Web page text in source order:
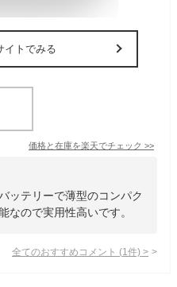
イトでみる
価格と在庫を楽天でチェック >>
ッテリーで薄型のコンパク
なので実用性高いです。
全てのおすすめコメント (1 件) >